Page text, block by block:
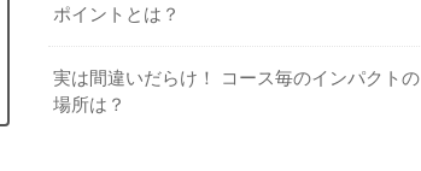
ポイントとは？
実は間違いだらけ！ コース毎のインパクトの
場所は？